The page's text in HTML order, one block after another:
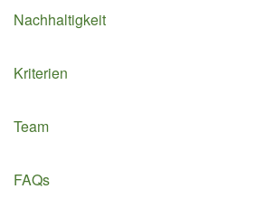
Nachhaltigkeit
Kriterien
Team
FAQs